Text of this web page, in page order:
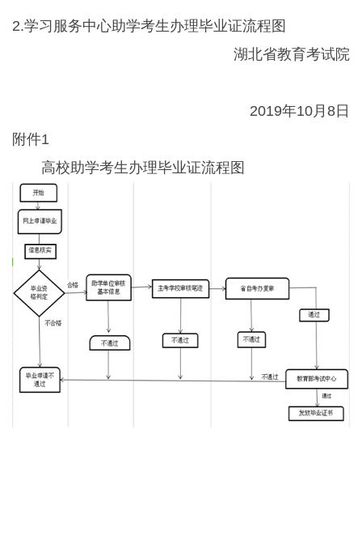
2.学习服务中心助学考生办理毕业证流程图
湖北省教育考试院
2019年10月8日
附件1
高校助学考生办理毕业证流程图